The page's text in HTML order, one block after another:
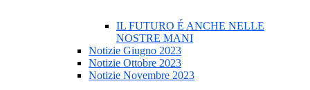
IL FUTURO É ANCHE NELLE
NOSTRE MANI
Notizie Giugno 2023
Notizie Ottobre 2023
Notizie Novembre 2023